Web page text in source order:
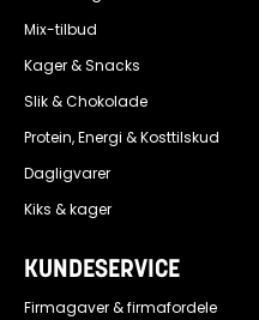
Mix-tilbud
Kager & Snacks
Slik & Chokolade
Protein, Energi & Kosttilskud
Dagligvarer
Kiks & kager
KUNDESERVICE
Firmagaver & firmafordele